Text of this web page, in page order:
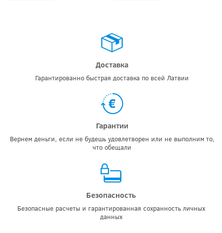
Доставка
Гарантированно быстрая доставка по всей Латвии
Гарантии
Вернем деньги, если не будешь удовлетворен или не выполним то,
что обещали
Безопасность
Безопасные расчеты и гарантированная сохранность личных
данных